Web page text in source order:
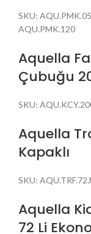
SKU:
AQU.PMK.120
Aquella
Çubuğu
SKU:
Aquella
Kapaklı
SKU:
Aquella
72 Li